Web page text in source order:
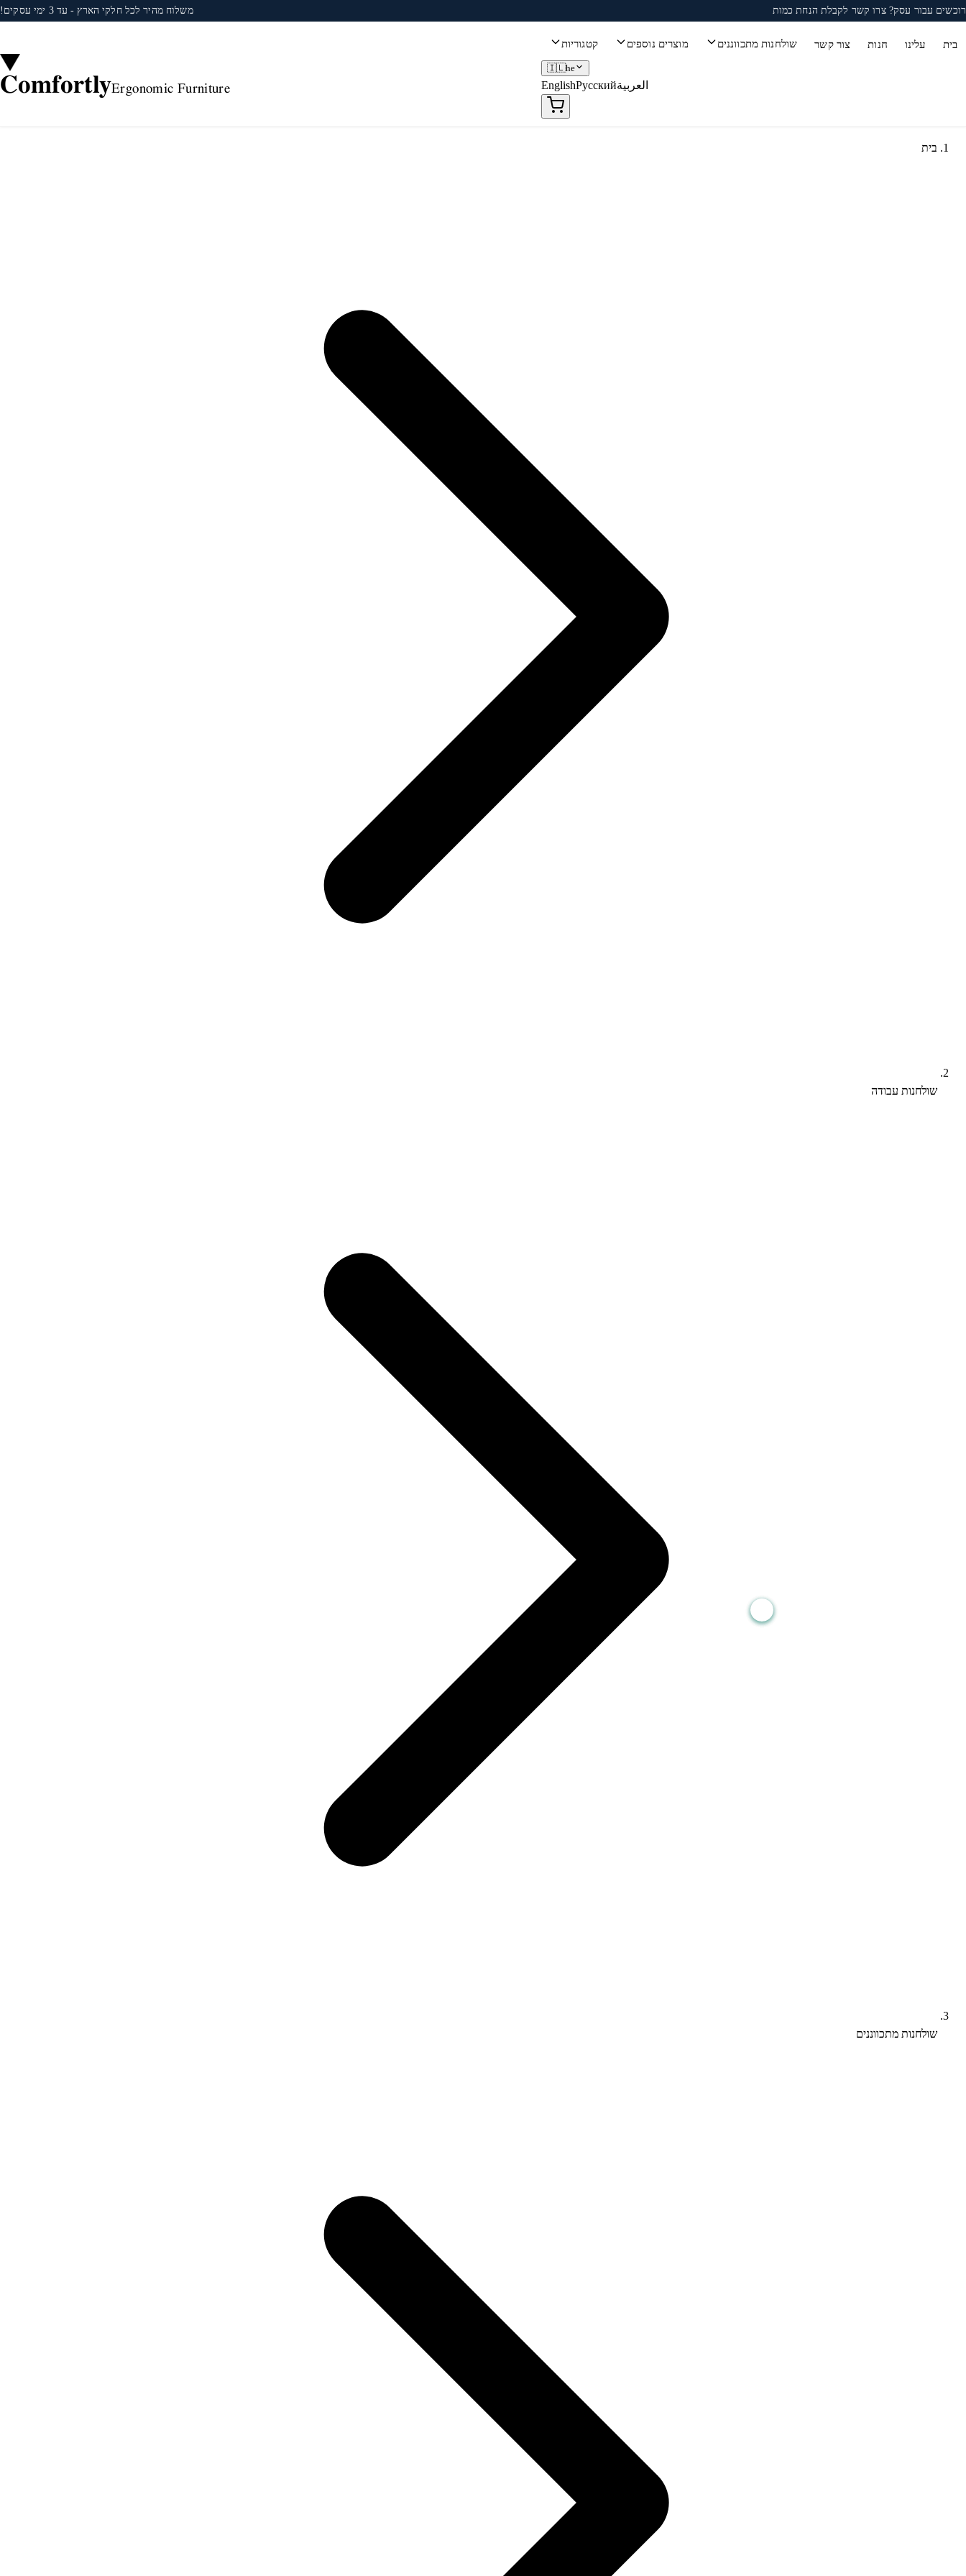
דלג לתוכן
רוכשים עבור עסק? צרו קשר לקבלת הנחת כמות משלוח מהיר לכל חלקי הארץ - עד 3 ימי עסקים!
ComfortlyErgonomic Furniture
בית עלינו חנות צור קשר שולחנות מתכווננים מוצרים נוספים קטגוריות
🇮🇱he
EnglishРусскийالعربية
בית
שולחנות עבודה
שולחנות מתכווננים